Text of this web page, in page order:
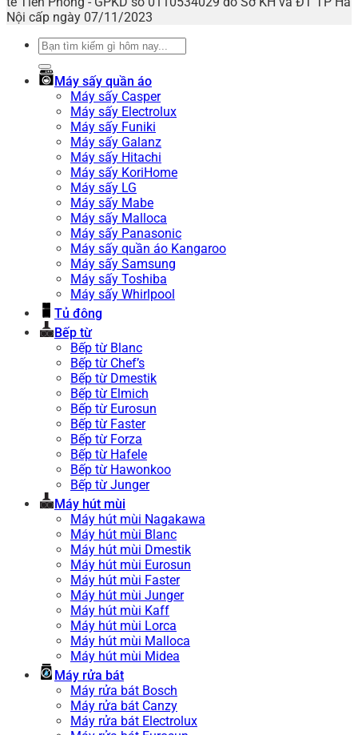
Nội cấp ngày 07/11/2023
Tìm
Máy sấy quần áo
Máy sấy Casper
Máy sấy Electrolux
Máy sấy Funiki
Máy sấy Galanz
Máy sấy Hitachi
Máy sấy KoriHome
Máy sấy LG
Máy sấy Mabe
Máy sấy Malloca
Máy sấy Panasonic
Máy sấy quần áo Kangaroo
Máy sấy Samsung
Máy sấy Toshiba
Máy sấy Whirlpool
Tủ đông
Bếp từ
Bếp từ Blanc
Bếp từ Chef’s
Bếp từ Dmestik
Bếp từ Elmich
Bếp từ Eurosun
Bếp từ Faster
Bếp từ Forza
Bếp từ Hafele
Bếp từ Hawonkoo
Bếp từ Junger
Máy hút mùi
Máy hút mùi Nagakawa
Máy hút mùi Blanc
Máy hút mùi Dmestik
Máy hút mùi Eurosun
Máy hút mùi Faster
Máy hút mùi Junger
Máy hút mùi Kaff
Máy hút mùi Lorca
Máy hút mùi Malloca
Máy hút mùi Midea
Máy rửa bát
Máy rửa bát Bosch
Máy rửa bát Canzy
Máy rửa bát Electrolux